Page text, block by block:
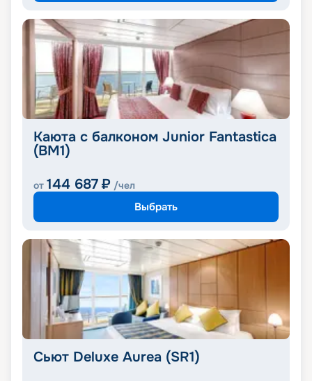
Каюта с балконом Junior Fantastica
(BM1)
от 144 687 ₽ /чел
Выбрать
Сьют Deluxe Aurea (SR1)